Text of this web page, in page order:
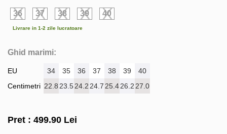
36 37 38 39 40
Livrare in 1-2 zile lucratoare
Ghid marimi:
EU
Centimetri
34 35 36 37 38 39
40
22.8 23.524.2 24.7 25.426.2 27.0
Pret : 499.90 Lei